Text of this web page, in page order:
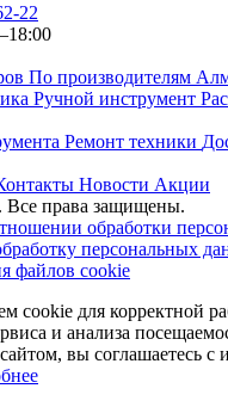
22
По производителям
Ручной инструмент
Ремонт техники
Новости Акции
права защищены.
обработки
персональных
файлов cookie
cookie для корректной
и анализа
вы соглашаетесь с